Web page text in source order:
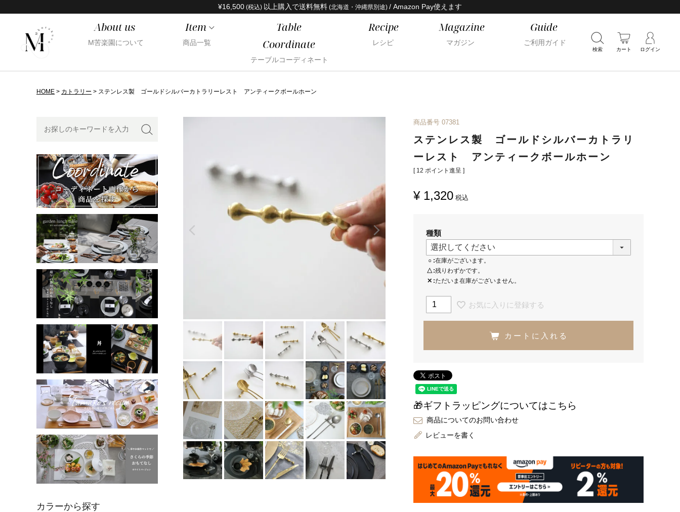
¥16,500 (税込) 以上購入で送料無料 (北海道・沖縄県別途) / Amazon Pay使えます
About us
M苦楽園について
Item
商品一覧
Table
Coordinate
テーブルコーディネート
Recipe
レシピ
Magazine
マガジン
Guide
ご利用ガイド
検索 カート ログイン
HOME カトラリー ステンレス製 ゴールドシルバーカトラリーレスト アンティークボールホーン
カラーから探す
商品番号 07381
ステンレス製 ゴールドシルバーカトラリ
ーレスト アンティークボールホーン
[ 12 ポイント進呈 ]
¥ 1,320 税込
種類
○ 在庫がございます。
△ 残りわずかです。
✕ ただいま在庫がございません。
お気に入りに登録する
カートに入れる
🎁ギフトラッピングについてはこちら
商品についてのお問い合わせ
レビューを書く